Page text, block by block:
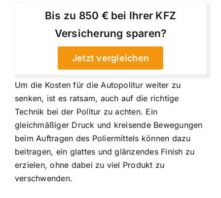
Bis zu 850 € bei Ihrer KFZ
Versicherung sparen?
Jetzt vergleichen
Um die Kosten für die Autopolitur weiter zu
senken, ist es ratsam, auch auf die richtige
Technik bei der Politur zu achten. Ein
gleichmäßiger Druck und kreisende Bewegungen
beim Auftragen des Poliermittels können dazu
beitragen, ein glattes und glänzendes Finish zu
erzielen, ohne dabei zu viel Produkt zu
verschwenden.